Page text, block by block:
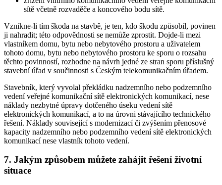
sítě včetně rozvaděče a koncového bodu sítě.
Vznikne-li tím škoda na stavbě, je ten, kdo škodu způsobil, povinen
ji nahradit; této odpovědnosti se nemůže zprostit. Dojde-li mezi
vlastníkem domu, bytu nebo nebytového prostoru a uživatelem
tohoto domu, bytu nebo nebytového prostoru ke sporu o rozsahu
těchto povinností, rozhodne na návrh jedné ze stran sporu příslušný
stavební úřad v součinnosti s Českým telekomunikačním úřadem.
Stavebník, který vyvolal překládku nadzemního nebo podzemního
vedení veřejné komunikační sítě elektronických komunikací, nese
náklady nezbytné úpravy dotčeného úseku vedení sítě
elektronických komunikací, a to na úrovni stávajícího technického
řešení. Náklady související s modernizací či zvýšením přenosové
kapacity nadzemního nebo podzemního vedení sítě elektronických
komunikací nese vlastník tohoto vedení.
7. Jakým způsobem můžete zahájit řešení životní
situace